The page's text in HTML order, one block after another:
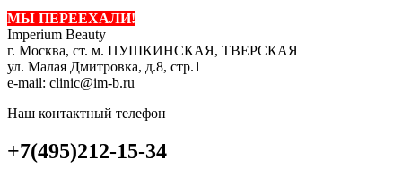
МЫ ПЕРЕЕХАЛИ!
Imperium Beauty
г. Москва, ст. м. ПУШКИНСКАЯ, ТВЕРСКАЯ
ул. Малая Дмитровка, д.8, стр.1
e-mail: clinic@im-b.ru
Наш контактный телефон
+7(495)212-15-34